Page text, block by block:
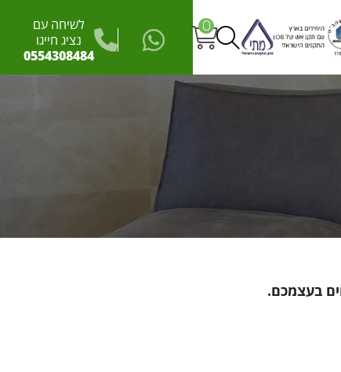
0
לשיחה עם
נציג חייגו
0554308484